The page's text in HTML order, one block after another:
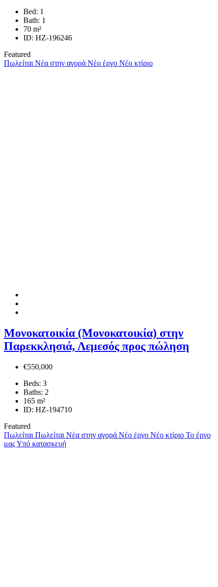
Bed: 1
Bath: 1
70 m²
ID: HZ-196246
Featured
Πωλείται Νέα στην αγορά Νέο έργο Νέο κτίριο
Μονοκατοικία (Μονοκατοικία) στην
Παρεκκλησιά, Λεμεσός προς πώληση
€550,000
Beds: 3
Baths: 2
165 m²
ID: HZ-194710
Featured
Πωλείται Πωλείται Νέα στην αγορά Νέο έργο Νέο κτίριο Το έργο
μαςΥπό κατασκευή